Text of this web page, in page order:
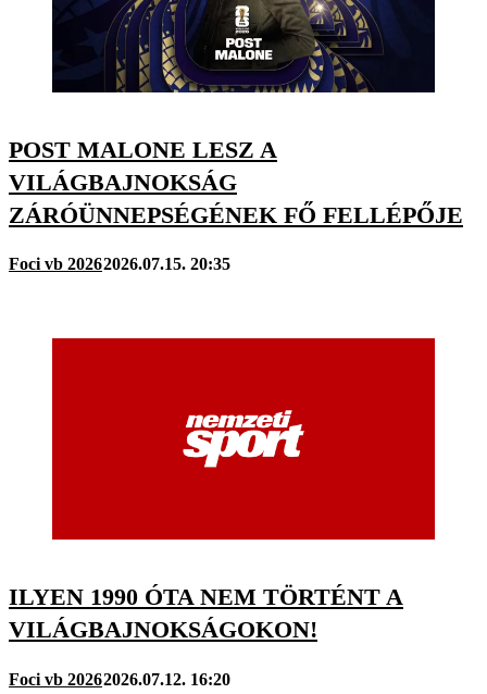
POST MALONE LESZ A
VILÁGBAJNOKSÁG
ZÁRÓÜNNEPSÉGÉNEK FŐ FELLÉPŐJE
Foci vb 20262026.07.15. 20:35
ILYEN 1990 ÓTA NEM TÖRTÉNT A
VILÁGBAJNOKSÁGOKON!
Foci vb 20262026.07.12. 16:20